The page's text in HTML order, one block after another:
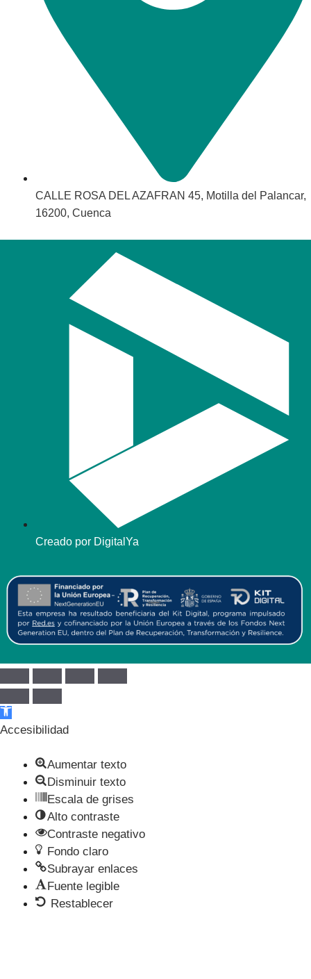
CALLE ROSA DEL AZAFRAN 45, Motilla del Palancar,
16200, Cuenca
Creado por DigitalYa
Abrir barra de herramientas
Accesibilidad
Aumentar texto
Disminuir texto
Escala de grises
Alto contraste
Contraste negativo
Fondo claro
Subrayar enlaces
Fuente legible
Restablecer